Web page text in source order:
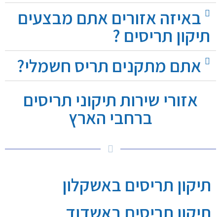
באיזה אזורים אתם מבצעים
תיקון תריסים ?
אתם מתקנים תריס חשמלי?
אזורי שירות תיקוני תריסים
ברחבי הארץ
תיקון תריסים באשקלון
תיקון תריסים באשדוד